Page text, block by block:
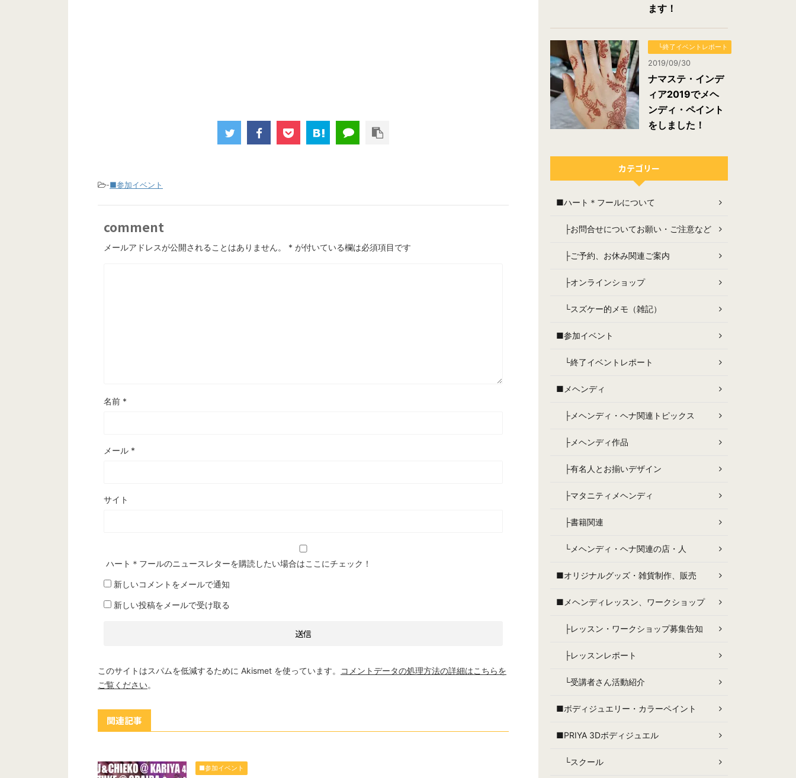
-■参加イベント
comment
メールアドレスが公開されることはありません。 * が付いている欄は必須項目です
名前 *
メール *
サイト
ハート＊フールのニュースレターを購読したい場合はここにチェック！
新しいコメントをメールで通知
新しい投稿をメールで受け取る
このサイトはスパムを低減するために Akismet を使っています。
コメントデータの処理方法の詳細はこちらを
ご覧ください。
関連記事
■参加イベント
ます！
└終了イベントレポート
2019/09/30
ナマステ・インデ
ィア2019でメヘ
ンディ・ペイント
をしました！
カテゴリー
■ハート＊フールについて
├お問合せについてお願い・ご注意など
├ご予約、お休み関連ご案内
├オンラインショップ
└スズケー的メモ（雑記）
■参加イベント
└終了イベントレポート
■メヘンディ
├メヘンディ・ヘナ関連トピックス
├メヘンディ作品
├有名人とお揃いデザイン
├マタニティメヘンディ
├書籍関連
└メヘンディ・ヘナ関連の店・人
■オリジナルグッズ・雑貨制作、販売
■メヘンディレッスン、ワークショップ
├レッスン・ワークショップ募集告知
├レッスンレポート
└受講者さん活動紹介
■ボディジュエリー・カラーペイント
■PRIYA 3Dボディジュエル
└スクール